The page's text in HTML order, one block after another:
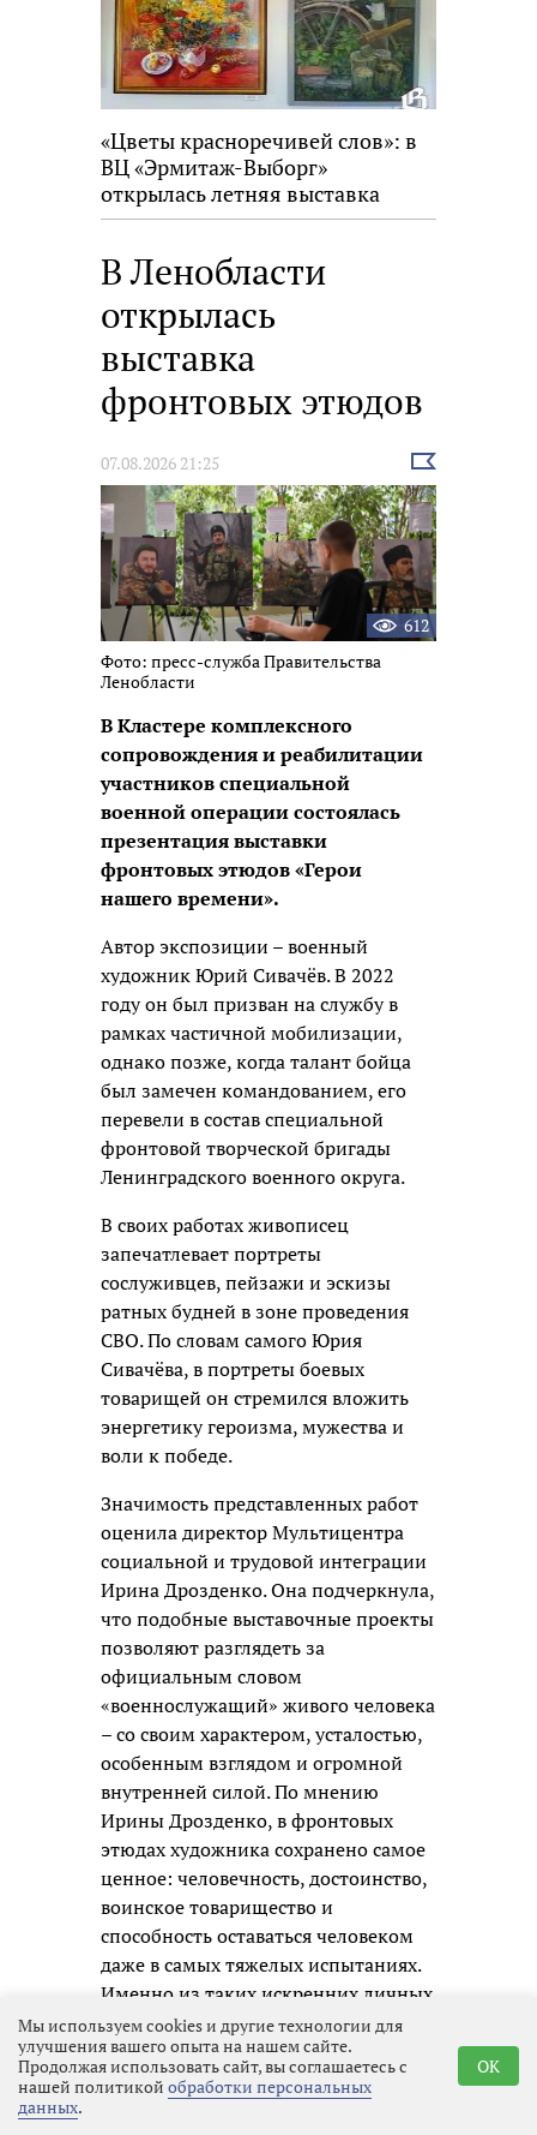
«Цветы красноречивей слов»: в
ВЦ «Эрмитаж-Выборг»
открылась летняя выставка
В Ленобласти
открылась
выставка
фронтовых этюдов
07.08.2026 21:25
Выбрать
новость
612
Фото: пресс-служба Правительства
Ленобласти
В Кластере комплексного
сопровождения и реабилитации
участников специальной
военной операции состоялась
презентация выставки
фронтовых этюдов «Герои
нашего времени».
Автор экспозиции – военный
художник Юрий Сивачёв. В 2022
году он был призван на службу в
рамках частичной мобилизации,
однако позже, когда талант бойца
был замечен командованием, его
перевели в состав специальной
фронтовой творческой бригады
Ленинградского военного округа.
В своих работах живописец
запечатлевает портреты
сослуживцев, пейзажи и эскизы
ратных будней в зоне проведения
СВО. По словам самого Юрия
Сивачёва, в портреты боевых
товарищей он стремился вложить
энергетику героизма, мужества и
воли к победе.
Значимость представленных работ
оценила директор Мультицентра
социальной и трудовой интеграции
Ирина Дрозденко. Она подчеркнула,
что подобные выставочные проекты
позволяют разглядеть за
официальным словом
«военнослужащий» живого человека
– со своим характером, усталостью,
особенным взглядом и огромной
внутренней силой. По мнению
Ирины Дрозденко, в фронтовых
этюдах художника сохранено самое
ценное: человечность, достоинство,
воинское товарищество и
способность оставаться человеком
даже в самых тяжелых испытаниях.
Именно из таких искренних личных
образов и складывается честная
память о нашем времени для
будущих поколений.
Мы используем cookies и другие технологии для
улучшения вашего опыта на нашем сайте.
Продолжая использовать сайт, вы соглашаетесь с
нашей политикой обработки персональных
данных.
OK